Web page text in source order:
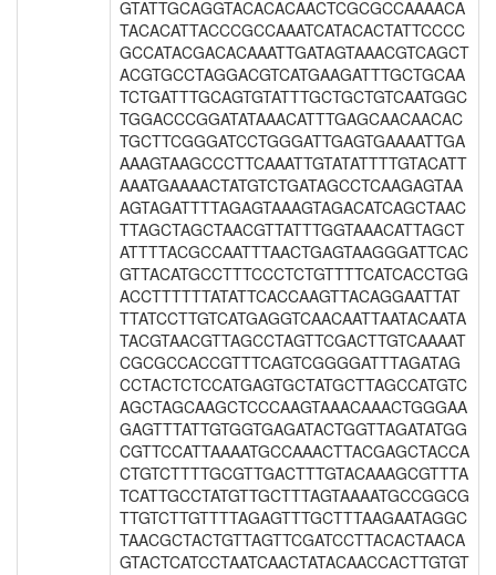
GTATTGCAGGTACACACAACTCGCGCCAAAACA
TACACATTACCCGCCAAATCATACACTATTCCCC
GCCATACGACACAAATTGATAGTAAACGTCAGCT
ACGTGCCTAGGACGTCATGAAGATTTGCTGCAA
TCTGATTTGCAGTGTATTTGCTGCTGTCAATGGC
TGGACCCGGATATAAACATTTGAGCAACAACAC
TGCTTCGGGATCCTGGGATTGAGTGAAAATTGA
AAAGTAAGCCCTTCAAATTGTATATTTTGTACATT
AAATGAAAACTATGTCTGATAGCCTCAAGAGTAA
AGTAGATTTTAGAGTAAAGTAGACATCAGCTAAC
TTAGCTAGCTAACGTTATTTGGTAAACATTAGCT
ATTTTACGCCAATTTAACTGAGTAAGGGATTCAC
GTTACATGCCTTTCCCTCTGTTTTCATCACCTGG
ACCTTTTTTATATTCACCAAGTTACAGGAATTAT
TTATCCTTGTCATGAGGTCAACAATTAATACAATA
TACGTAACGTTAGCCTAGTTCGACTTGTCAAAAT
CGCGCCACCGTTTCAGTCGGGGATTTAGATAG
CCTACTCTCCATGAGTGCTATGCTTAGCCATGTC
AGCTAGCAAGCTCCCAAGTAAACAAACTGGGAA
GAGTTTATTGTGGTGAGATACTGGTTAGATATGG
CGTTCCATTAAAATGCCAAACTTACGAGCTACCA
CTGTCTTTTGCGTTGACTTTGTACAAAGCGTTTA
TCATTGCCTATGTTGCTTTAGTAAAATGCCGGCG
TTGTCTTGTTTTAGAGTTTGCTTTAAGAATAGGC
TAACGCTACTGTTAGTTCGATCCTTACACTAACA
GTACTCATCCTAATCAACTATACAACCACTTGTGT